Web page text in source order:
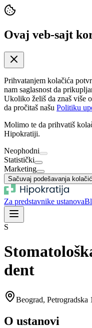
Ovaj veb-sajt
Prihvatanjem kolačića
nam saglasnost da
Ukoliko želiš da znaš više
da pročitaš našu Politiku
Molimo te da prihvatiš
Hipokratiji.
Neophodni
Statistički
Marketing
Sačuvaj podešavanja
Za predstavnike ustanova
S
dent
Beograd, Petrogradska
O ustanovi